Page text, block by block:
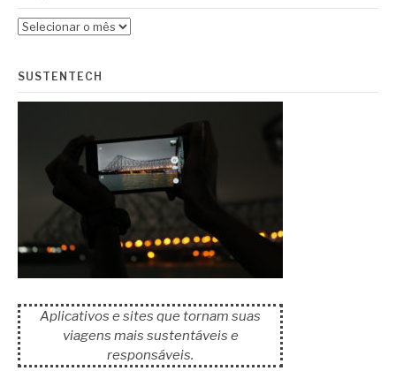
Arquivos
SUSTENTECH
Aplicativos e sites que tornam suas
viagens mais sustentáveis e
responsáveis.